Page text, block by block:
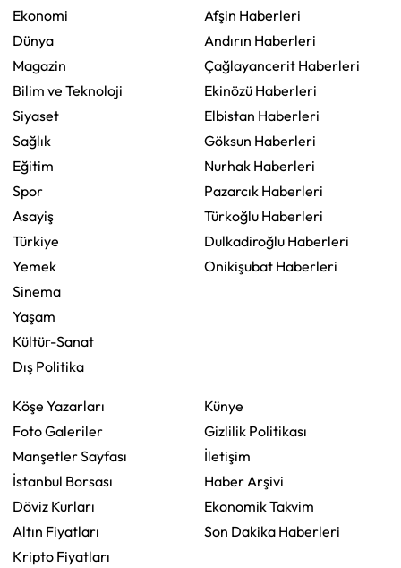
Ekonomi
Dünya
Magazin
Bilim ve Teknoloji
Siyaset
Sağlık
Eğitim
Spor
Asayiş
Türkiye
Yemek
Sinema
Yaşam
Kültür-Sanat
Dış Politika
Afşin Haberleri
Andırın Haberleri
Çağlayancerit Haberleri
Ekinözü Haberleri
Elbistan Haberleri
Göksun Haberleri
Nurhak Haberleri
Pazarcık Haberleri
Türkoğlu Haberleri
Dulkadiroğlu Haberleri
Onikişubat Haberleri
Köşe Yazarları
Foto Galeriler
Manşetler Sayfası
İstanbul Borsası
Döviz Kurları
Altın Fiyatları
Kripto Fiyatları
Künye
Gizlilik Politikası
İletişim
Haber Arşivi
Ekonomik Takvim
Son Dakika Haberleri